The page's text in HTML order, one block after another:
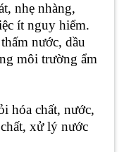
nhẹ nhàng,
ít nguy hiểm.
nước, dầu
môi trường ẩm
hóa chất, nước,
xử lý nước